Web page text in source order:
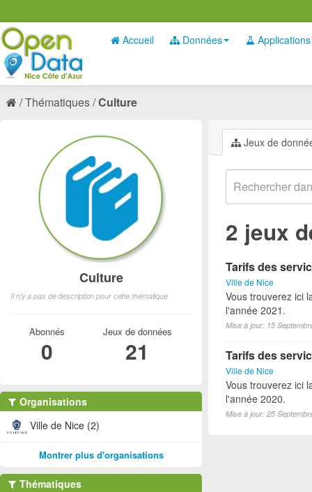
Accueil Données Applications
Thématiques Culture
Jeux de
2 jeux
Tarifs des
Ville de Nice
Vous trouverez ici
l'année 2021.
Mise à jour: 15
Tarifs des
Ville de Nice
Vous trouverez ici
l'année 2020.
Mise à jour: 25
Culture
Il n'y a pas de description pour cette thématique
Abonnés
0
Jeux de données
21
Organisations
Ville de Nice (2)
Montrer plus d'organisations
Thématiques